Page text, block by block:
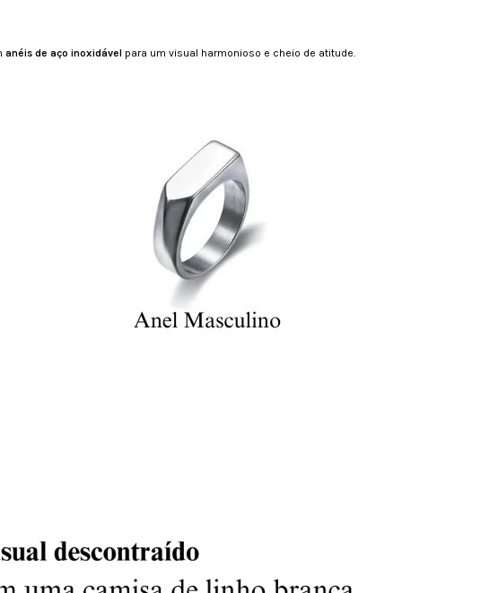
anéis de aço inoxidável para um visual harmonioso e cheio de atitude.